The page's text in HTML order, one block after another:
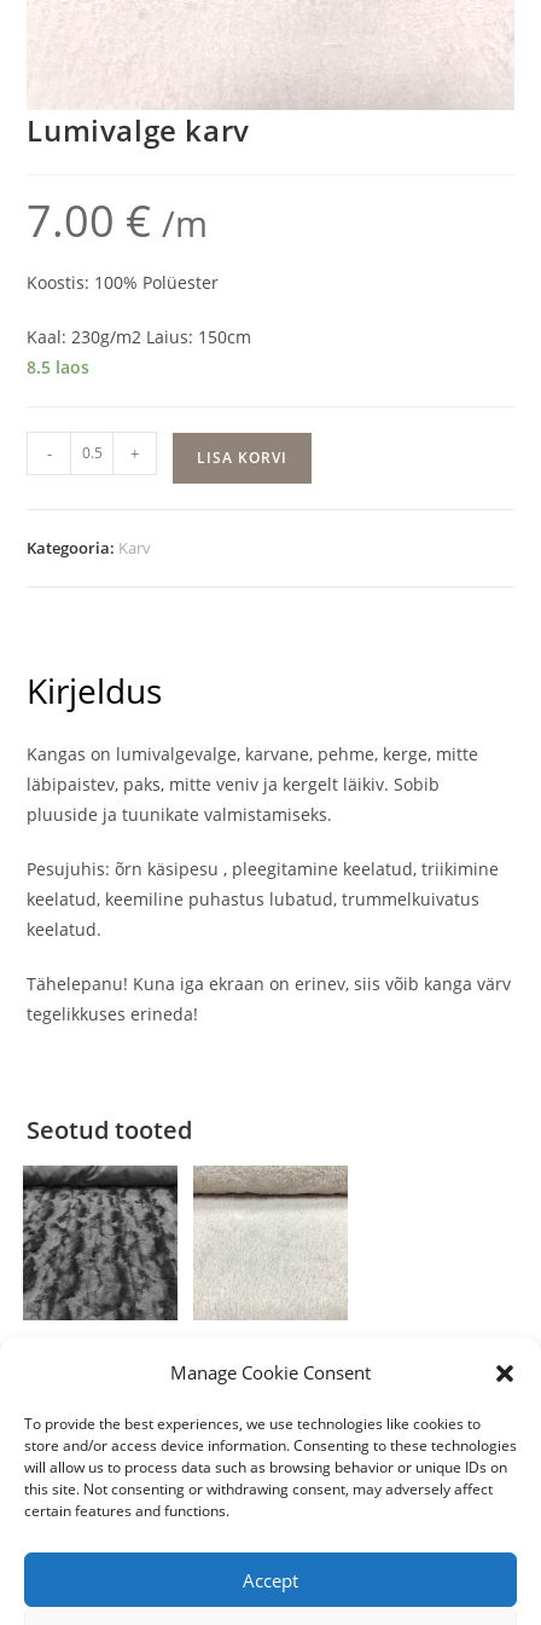
Manage Cookie Consent
To provide the best experiences, we use technologies like cookies to
store and/or access device information. Consenting to these technologies
will allow us to process data such as browsing behavior or unique IDs on
this site. Not consenting or withdrawing consent, may adversely affect
certain features and functions.
Accept
Lumivalge karv
7.00 € /m
Koostis: 100% Polüester
Kaal: 230g/m2 Laius: 150cm
8.5 laos
Lumivalge
karv
- + LISA KORVI
Kategooria: Karv
Kirjeldus
Kangas on lumivalgevalge, karvane, pehme, kerge, mitte
läbipaistev, paks, mitte veniv ja kergelt läikiv. Sobib
pluuside ja tuunikate valmistamiseks.
Pesujuhis: õrn käsipesu , pleegitamine keelatud, triikimine
keelatud, keemiline puhastus lubatud, trummelkuivatus
keelatud.
Tähelepanu! Kuna iga ekraan on erinev, siis võib kanga värv
tegelikkuses erineda!
Seotud tooted
7.00€ /m
Lisa korvi
Sädelev, valge
7.00€ /m